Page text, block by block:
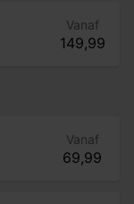
Vanaf
149,99
Vanaf
69,99